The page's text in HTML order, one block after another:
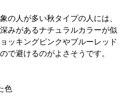
の人が多い秋タイプの人には、
みがあるナチュラルカラーが似
ッキングピンクやブルーレッド
で避けるのがよさそうです。
色